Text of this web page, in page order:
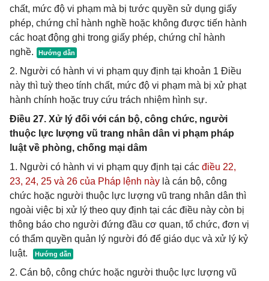
chất, mức độ vi phạm mà bị tước quyền sử dụng giấy
phép, chứng chỉ hành nghề hoặc không được tiến hành
các hoạt động ghi trong giấy phép, chứng chỉ hành
nghề.
2. Người có hành vi vi phạm quy định tại khoản 1 Điều
này thì tuỳ theo tính chất, mức độ vi phạm mà bị xử phạt
hành chính hoặc truy cứu trách nhiệm hình sự.
Điều 27. Xử lý đối với cán bộ, công chức, người
thuộc lực lượng vũ trang nhân dân vi phạm pháp
luật về phòng, chống mại dâm
1. Người có hành vi vi phạm quy định tại các điều 22,
23, 24, 25 và 26 của Pháp lệnh này là cán bộ, công
chức hoặc người thuộc lực lượng vũ trang nhân dân thì
ngoài việc bị xử lý theo quy định tại các điều này còn bị
thông báo cho người đứng đầu cơ quan, tổ chức, đơn vị
có thẩm quyền quản lý người đó để giáo dục và xử lý kỷ
luật.
2. Cán bộ, công chức hoặc người thuộc lực lượng vũ